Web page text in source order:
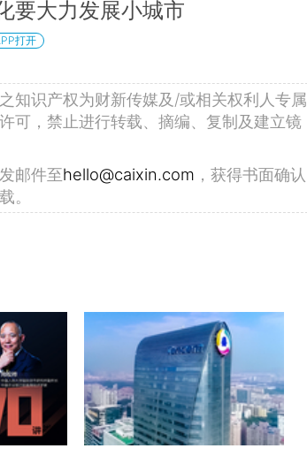
要大力发展小城市
打开
知识产权为财新传媒及/或相关权利人专属
可，禁止进行转载、摘编、复制及建立镜
邮件至hello@caixin.com ，获得书面确认
。